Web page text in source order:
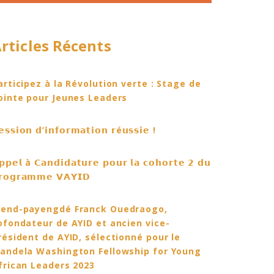
Récents
à la Révolution verte : Stage de
pour Jeunes Leaders
𝗱’𝗶𝗻𝗳𝗼𝗿𝗺𝗮𝘁𝗶𝗼𝗻 𝗿é𝘂𝘀𝘀𝗶𝗲 !
à 𝗖𝗮𝗻𝗱𝗶𝗱𝗮𝘁𝘂𝗿𝗲 𝗽𝗼𝘂𝗿 𝗹𝗮 𝗰𝗼𝗵𝗼𝗿𝘁𝗲 𝟮 𝗱𝘂
𝗩𝗔𝗬𝗜𝗗
payengdé Franck Ouedraogo,
de AYID et ancien vice-
de AYID, sélectionné pour le
Washington Fellowship for Young
Leaders 2023